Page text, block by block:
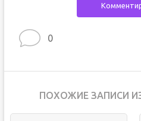
0
ПОХОЖИЕ ЗАПИСИ